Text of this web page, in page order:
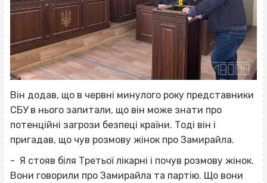
Він додав, що в червні минулого року представники
СБУ в нього запитали, що він може знати про
потенційні загрози безпеці країни. Тоді він і
пригадав, що чув розмову жінок про Замирайла.
- Я стояв біля Третьої лікарні і почув розмову жінок.
Вони говорили про Замирайла та партію. Що вони